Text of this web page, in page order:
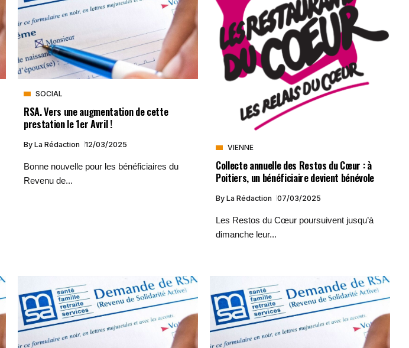
SOCIAL
RSA. Vers une augmentation de cette
prestation le 1er Avril !
By La Rédaction 12/03/2025
Bonne nouvelle pour les bénéficiaires du
Revenu de...
VIENNE
Collecte annuelle des Restos du Cœur : à
Poitiers, un bénéficiaire devient bénévole
By La Rédaction 07/03/2025
Les Restos du Cœur poursuivent jusqu’à
dimanche leur...